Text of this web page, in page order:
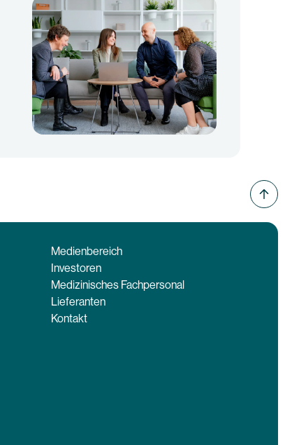
Medienbereich
Investoren
Medizinisches Fachpersonal
Lieferanten
Kontakt